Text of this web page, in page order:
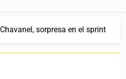
Chavanel, sorpresa en el sprint